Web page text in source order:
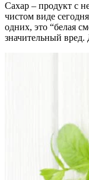
Сахар – продукт с
чистом виде
одних, это “белая
значительный